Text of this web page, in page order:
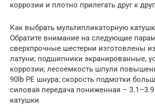
коррозии и плотно прилегать друг к
Как выбрать мультипликаторную
Обратите внимание на следующие
сверхпрочные шестерни изготовлены
латуни; подшипники экранированные,
коррозии; лесоемкость шпули
90lb PE шнура; скорость подмотки
силовая передача пониженная –
катушки